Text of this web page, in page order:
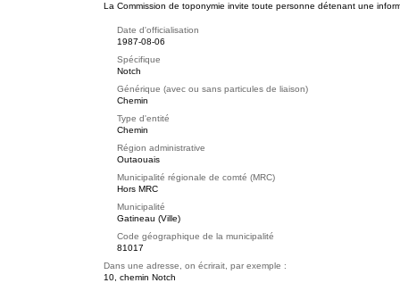
La Commission de toponymie invite toute personne détenant une
Date d'officialisation
1987-08-06
Spécifique
Notch
Générique (avec ou sans particules de liaison)
Chemin
Type d'entité
Chemin
Région administrative
Outaouais
Municipalité régionale de comté (MRC)
Hors MRC
Municipalité
Gatineau (Ville)
Code géographique de la municipalité
81017
Dans une adresse, on écrirait, par exemple :
10, chemin Notch